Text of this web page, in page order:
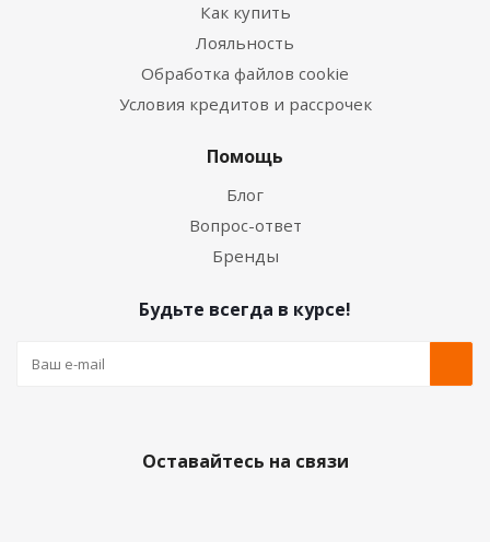
Как купить
Лояльность
Обработка файлов cookie
Условия кредитов и рассрочек
Помощь
Блог
Вопрос-ответ
Бренды
Будьте всегда в курсе!
Оставайтесь на связи